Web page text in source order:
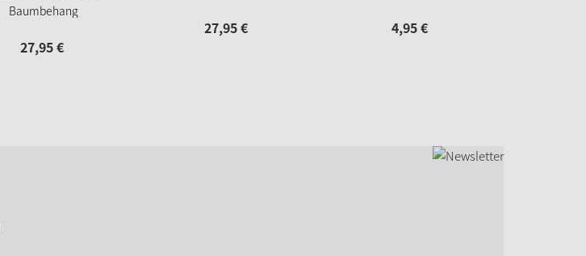
Baumbehang
27,95€
27,95€ 4,95€